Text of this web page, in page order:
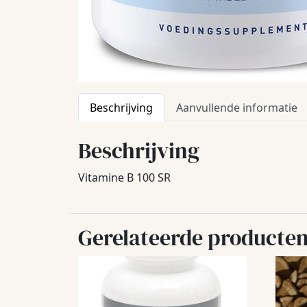
Beschrijving Aanvullende informatie
Beschrijving
Vitamine B 100 SR
Gerelateerde